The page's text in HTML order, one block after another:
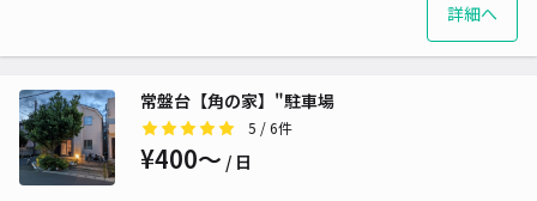
詳細へ
常盤台【角の家】"駐車場
5 / 6件
¥400〜 / 日